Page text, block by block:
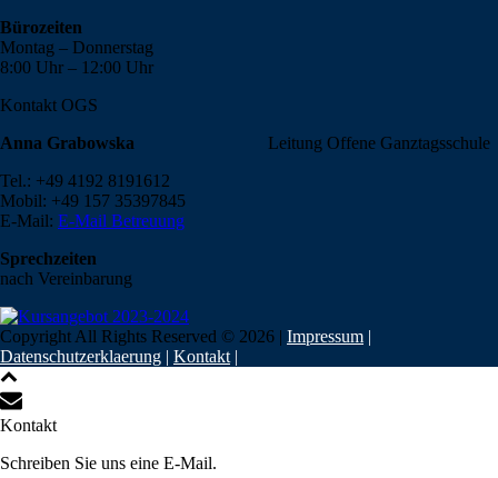
Bürozeiten
Montag – Donnerstag
8:00 Uhr – 12:00 Uhr
Kontakt OGS
Anna Grabowska Leitung Offene Ganztagsschule
Tel.: +49 4192 8191612
Mobil: +49 157 35397845
E-Mail: E-Mail Betreuung
Sprechzeiten
nach Vereinbarung
Copyright All Rights Reserved © 2026 | Impressum |
Datenschutzerklaerung | Kontakt |
Kontakt
Schreiben Sie uns eine E-Mail.